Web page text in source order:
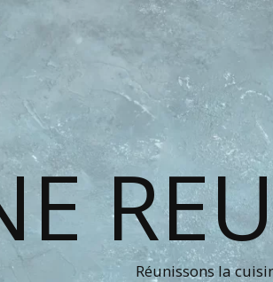
Réunissons la